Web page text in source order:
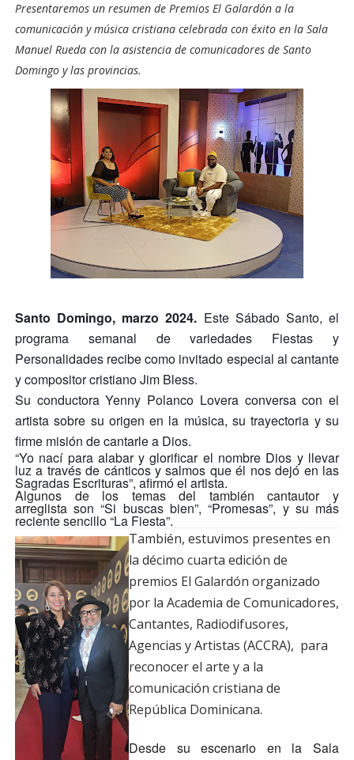
Presentaremos un resumen de Premios El Galardón a la
comunicación y música cristiana celebrada con éxito en la Sala
Manuel Rueda con la asistencia de comunicadores de Santo
Domingo y las provincias.
Santo Domingo, marzo 2024. Este Sábado Santo, el
programa semanal de variedades Fiestas y
Personalidades recibe como invitado especial al cantante
y compositor cristiano Jim Bless.
Su conductora Yenny Polanco Lovera conversa con el
artista sobre su origen en la música, su trayectoria y su
firme misión de cantarle a Dios.
“Yo nací para alabar y glorificar el nombre Dios y llevar
luz a través de cánticos y salmos que él nos dejó en las
Sagradas Escrituras”, afirmó el artista.
Algunos de los temas del también cantautor y
arreglistason “Si buscas bien”, “Promesas”, y su más
reciente sencillo “La Fiesta”.
También, estuvimos presentes en
la décimo cuarta edición de
premios El Galardón organizado
por la Academia de Comunicadores,
Cantantes, Radiodifusores,
Agencias y Artistas (ACCRA), para
reconocer el arte y a la
comunicación cristiana de
República Dominicana.
Desde su escenario en la Sala